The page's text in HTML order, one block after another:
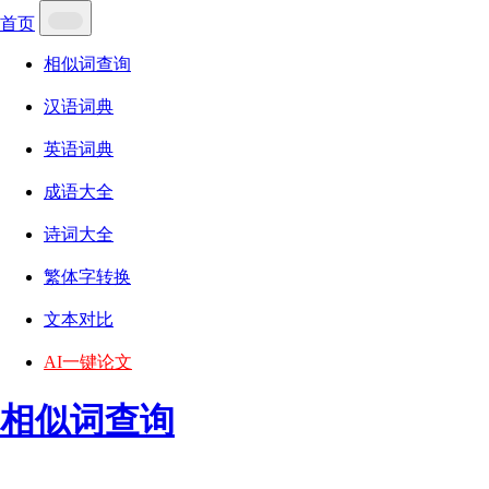
首页
相似词查询
汉语词典
英语词典
成语大全
诗词大全
繁体字转换
文本对比
AI一键论文
相似词查询